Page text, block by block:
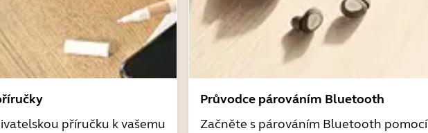
příručku k vašemu
Průvodce párováním Bluetooth
Začněte s párováním Bluetooth pomocí